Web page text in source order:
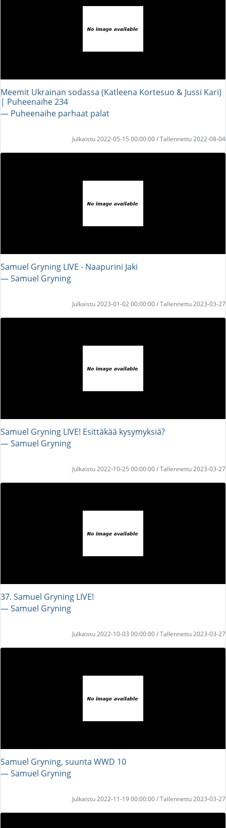
Meemit Ukrainan sodassa (Katleena Kortesuo & Jussi Kari)
| Puheenaihe 234
― Puheenaihe parhaat palat
Julkaistu 2022-05-15 00:00:00 / Tallennettu 2022-08-04
Samuel Gryning LIVE - Naapurini Jaki
― Samuel Gryning
Julkaistu 2023-01-02 00:00:00 / Tallennettu 2023-03-27
Samuel Gryning LIVE! Esittäkää kysymyksiä?
― Samuel Gryning
Julkaistu 2022-10-25 00:00:00 / Tallennettu 2023-03-27
37. Samuel Gryning LIVE!
― Samuel Gryning
Julkaistu 2022-10-03 00:00:00 / Tallennettu 2023-03-27
Samuel Gryning, suunta WWD 10
― Samuel Gryning
Julkaistu 2022-11-19 00:00:00 / Tallennettu 2023-03-27